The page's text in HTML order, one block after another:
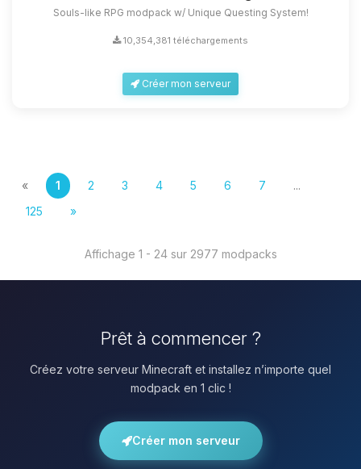
Souls-like RPG modpack w/ Unique Questing System!
10,354,381 téléchargements
Créer mon serveur
« 1 2 3 4 5 6 7
...
125
»
Affichage 1 - 24 sur 2977 modpacks
Prêt à commencer ?
Créez votre serveur Minecraft et installez n’importe quel
modpack en 1 clic !
Créer mon serveur